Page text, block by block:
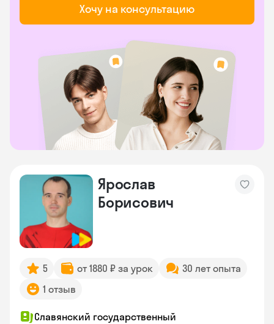
Хочу на консультацию
Ярослав
Борисович
5 от 1880 ₽ за урок
30 лет опыта
1 отзыв
Славянский государственный